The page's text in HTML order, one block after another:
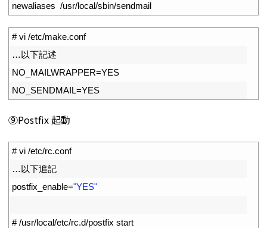
newaliases /usr/local/sbin/sendmail
# vi /etc/make.conf
…以下記述
NO_MAILWRAPPER=YES
NO_SENDMAIL=YES
⑨Postfix 起動
# vi /etc/rc.conf
…以下追記
postfix_enable="YES"
# /usr/local/etc/rc.d/postfix start